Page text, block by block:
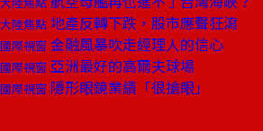
大陸焦點 地產反轉下跌，股市應聲狂瀉
國際視窗 金融風暴吹走經理人的信心
國際視窗 亞洲最好的高爾夫球場
國際視窗 隱形眼鏡業績「很搶眼」